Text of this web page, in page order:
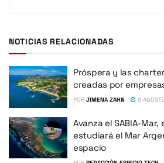
NOTICIAS RELACIONADAS
Próspera y las
creadas por
POR JIMENA ZAHN 6
Avanza el SABIA-
estudiará el Mar
espacio